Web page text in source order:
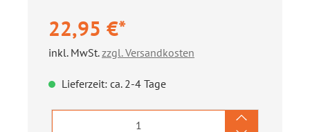
22,95 €*
inkl. MwSt.zzgl. Versandkosten
Lieferzeit: ca. 2-4 Tage
Produkt Anzahl: Gib den